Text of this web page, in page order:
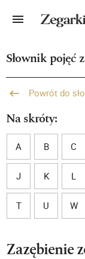
Słownik pojęć
Powrót do
Na skróty:
A B C
J K L
T U W
Zazębienie